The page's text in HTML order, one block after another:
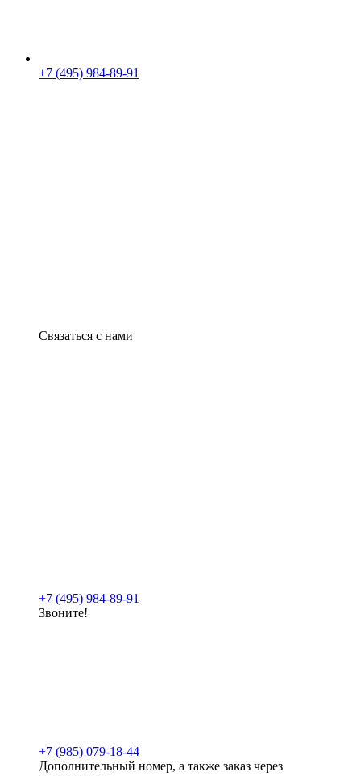
+7 (495) 984-89-91
Связаться с нами
+7 (495) 984-89-91
Звоните!
+7 (985) 079-18-44
Дополнительный номер, а также заказ через